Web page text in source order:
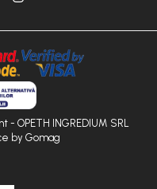
OPETH INGREDIUM SRL
by Gomag